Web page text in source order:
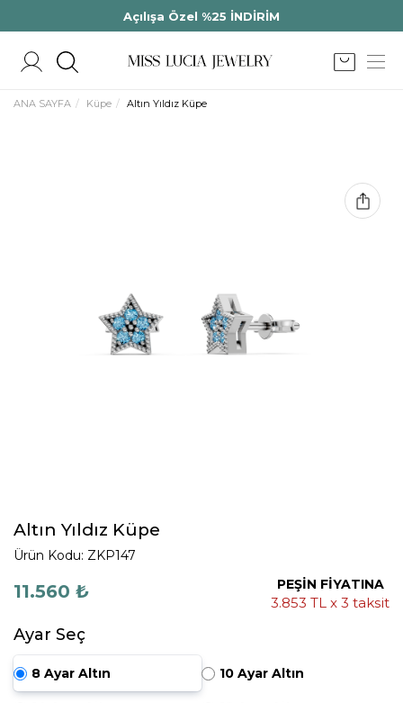
Açılışa Özel %25 İNDİRİM
ANA SAYFA Küpe Altın Yıldız Küpe
Altın Yıldız Küpe
Ürün Kodu: ZKP147
11.560 ₺ PEŞİN FİYATINA
3.853 TL x 3 taksit
Ayar Seç
8 Ayar Altın 10 Ayar Altın